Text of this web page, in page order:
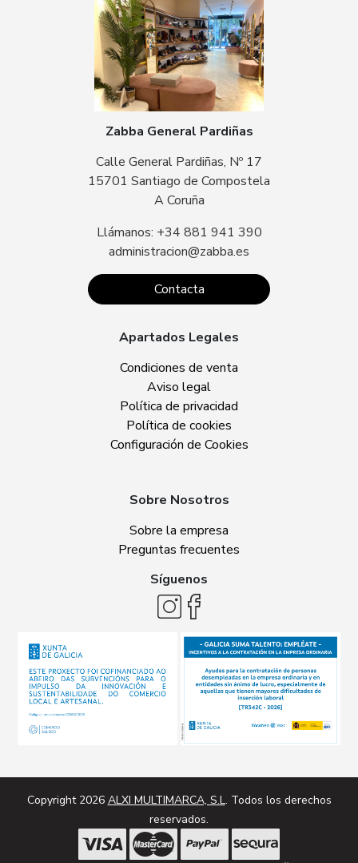
Zabba General Pardiñas
Calle General Pardiñas, Nº 17
15701 Santiago de Compostela
A Coruña
Llámanos: +34 881 941 390
administracion@zabba.es
Contacta
Apartados Legales
Condiciones de venta
Aviso legal
Política de privacidad
Política de cookies
Configuración de Cookies
Sobre Nosotros
Sobre la empresa
Preguntas frecuentes
Síguenos
Copyright 2026 ALXI MULTIMARCA, S.L. Todos los derechos
reservados.